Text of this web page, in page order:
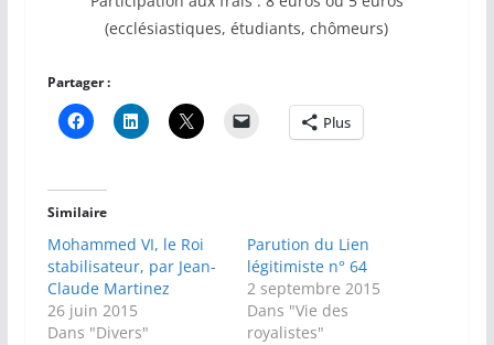
(ecclésiastiques, étudiants, chômeurs)
Partager :
Plus
Similaire
Mohammed VI, le Roi
stabilisateur, par Jean-
Claude Martinez
26 juin 2015
Dans "Divers"
Parution du Lien
légitimiste n° 64
2 septembre 2015
Dans "Vie des
royalistes"